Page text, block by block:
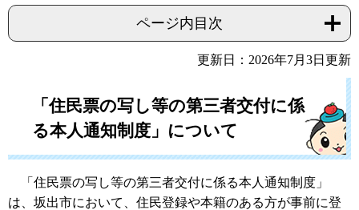
ページ内目次
更新日：2026年7月3日更新
「住民票の写し等の第三者交付に係
る本人通知制度」について
「住民票の写し等の第三者交付に係る本人通知制度」
は、坂出市において、住民登録や本籍のある方が事前に登